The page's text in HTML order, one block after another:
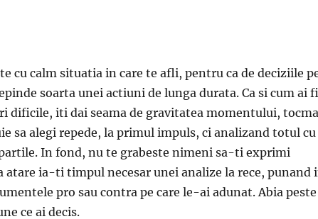
cu calm situatia in care te afli, pentru ca de deciziile
soarta unei actiuni de lunga durata. Ca si cum ai fi
dificile, iti dai seama de gravitatea momentului,
sa alegi repede, la primul impuls, ci analizand totul cu
In fond, nu te grabeste nimeni sa-ti exprimi
atare ia-ti timpul necesar unei analize la rece, punand
pro sau contra pe care le-ai adunat. Abia peste
ce ai decis.